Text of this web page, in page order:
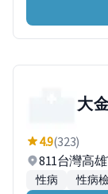
大
4.9(323)
811台灣高
性病 性病